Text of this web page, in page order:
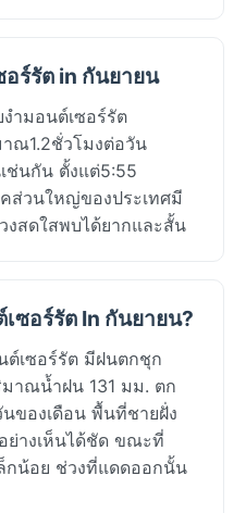
ร์รัต in กันยายน
ำมอนต์เซอร์รัต
ณ1.2ชั่วโมงต่อวัน
ช่นกัน ตั้งแต่5:55
ส่วนใหญ่ของประเทศมี
สดใสพบได้ยากและสั้น
ซอร์รัต In กันยายน?
ต์เซอร์รัต มีฝนตกชุก
าณน้ำฝน 131 มม. ตก
ของเดือน พื้นที่ชายฝั่ง
ย่างเห็นได้ชัด ขณะที่
กน้อย ช่วงที่แดดออกนั้น